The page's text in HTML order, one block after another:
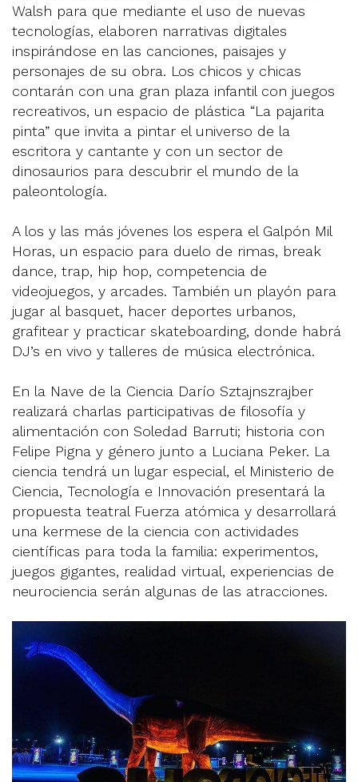
Walsh para que mediante el uso de nuevas
tecnologías, elaboren narrativas digitales
inspirándose en las canciones, paisajes y
personajes de su obra. Los chicos y chicas
contarán con una gran plaza infantil con juegos
recreativos, un espacio de plástica “La pajarita
pinta” que invita a pintar el universo de la
escritora y cantante y con un sector de
dinosaurios para descubrir el mundo de la
paleontología.
A los y las más jóvenes los espera el Galpón Mil
Horas, un espacio para duelo de rimas, break
dance, trap, hip hop, competencia de
videojuegos, y arcades. También un playón para
jugar al basquet, hacer deportes urbanos,
grafitear y practicar skateboarding, donde habrá
DJ’s en vivo y talleres de música electrónica.
En la Nave de la Ciencia Darío Sztajnszrajber
realizará charlas participativas de filosofía y
alimentación con Soledad Barruti; historia con
Felipe Pigna y género junto a Luciana Peker. La
ciencia tendrá un lugar especial, el Ministerio de
Ciencia, Tecnología e Innovación presentará la
propuesta teatral Fuerza atómica y desarrollará
una kermese de la ciencia con actividades
científicas para toda la familia: experimentos,
juegos gigantes, realidad virtual, experiencias de
neurociencia serán algunas de las atracciones.